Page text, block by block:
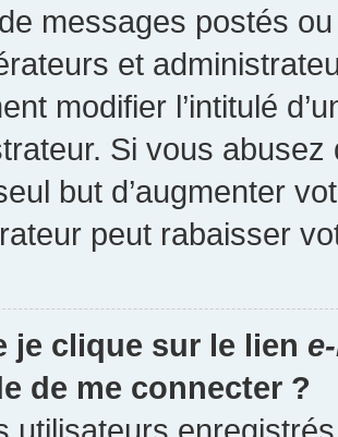
messages postés
et
modifier l’intitulé
Si vous
but d’augmenter
peut rabaisser
je clique sur le lien
de me connecter ?